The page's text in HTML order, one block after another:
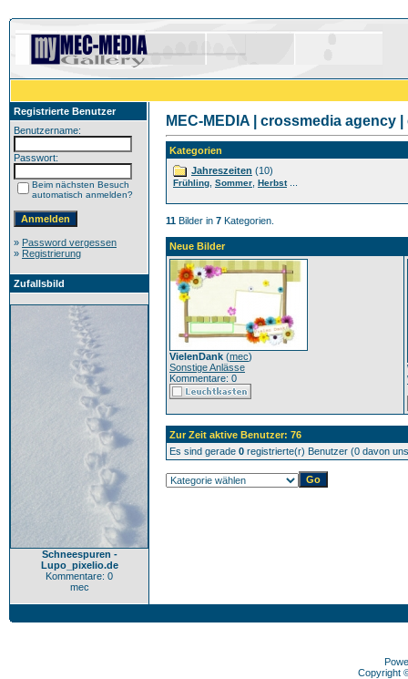
Registrierte Benutzer
Benutzername:
Passwort:
Beim nächsten Besuch
automatisch anmelden?
» Password vergessen
» Registrierung
Zufallsbild
Schneespuren -
Lupo_pixelio.de
Kommentare: 0
mec
MEC-MEDIA | crossmedia
Kategorien
Jahreszeiten (10)
Frühling Sommer Herbst...
11 Bilder in 7 Kategorien.
Neue Bilder
VielenDank (mec)
Sonstige Anlässe
Kommentare: 0
Zur Zeit aktive Benutzer: 76
Es sind gerade 0 registrierte(r) Benutzer (0 davon
Copyright